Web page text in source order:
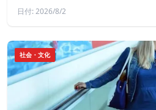
日付: 2026/8/2
社会・文化